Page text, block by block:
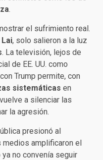
.
el sufrimiento real.
Lai, solo salieron a la luz
. La televisión, lejos de
de EE. UU. como
Trump permite, con
sistemáticas en
a silenciar las
la agresión.
presionó al
amplificaron el
no convenía seguir